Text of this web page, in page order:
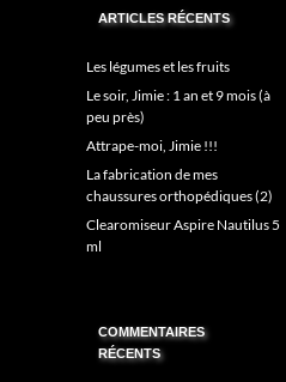
ARTICLES RÉCENTS
Les légumes et les fruits
Le soir, Jimie : 1 an et 9 mois (à
peu près)
Attrape-moi, Jimie !!!
La fabrication de mes
chaussures orthopédiques (2)
Clearomiseur Aspire Nautilus 5
ml
COMMENTAIRES
RÉCENTS